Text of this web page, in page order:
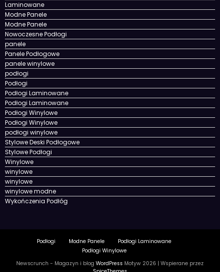
Laminowane
Modne Panele
Modne Panele
Nowoczesne Podłogi
panele
Panele Podłogowe
panele winylowe
podłogi
Podłogi
Podłogi Laminowane
Podłogi Laminowane
Podłogi Winylowe
Podłogi Winylowe
podłogi winylowe
Stylowe Deski Podłogowe
Stylowe Podłogi
Winylowe
winylowe
winylowe
winylowe modne
Wykończenia Podłóg
Podłogi Modne Panele
Podłogi Laminowane
Podłogi Winylowe
Newscrunch - Magazyn i blog WordPress Motyw 2026 | Wspierane przez